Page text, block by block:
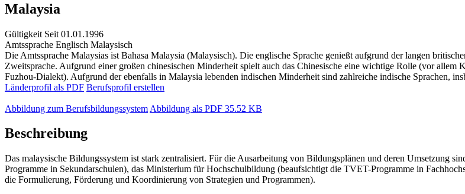
Malaysia
Gültigkeit Seit 01.01.1996
Amtssprache Englisch Malaysisch
Die Amtssprache Malaysias ist Bahasa Malaysia (Malaysisch). Die englische Sprache genießt aufgrund der langen
Zweitsprache. Aufgrund einer großen chinesischen Minderheit spielt auch das Chinesische eine wichtige Rolle (vor
Fuzhou-Dialekt). Aufgrund der ebenfalls in Malaysia lebenden indischen Minderheit sind zahlreiche indische Sprachen,
Länderprofil als PDF Berufsprofil erstellen
Abbildung zum Berufsbildungssystem Abbildung als PDF 35.52 KB
Beschreibung
Das malaysische Bildungssystem ist stark zentralisiert. Für die Ausarbeitung von Bildungsplänen und deren Umsetzung
Programme in Sekundarschulen), das Ministerium für Hochschulbildung (beaufsichtigt die TVET-Programme in
die Formulierung, Förderung und Koordinierung von Strategien und Programmen).